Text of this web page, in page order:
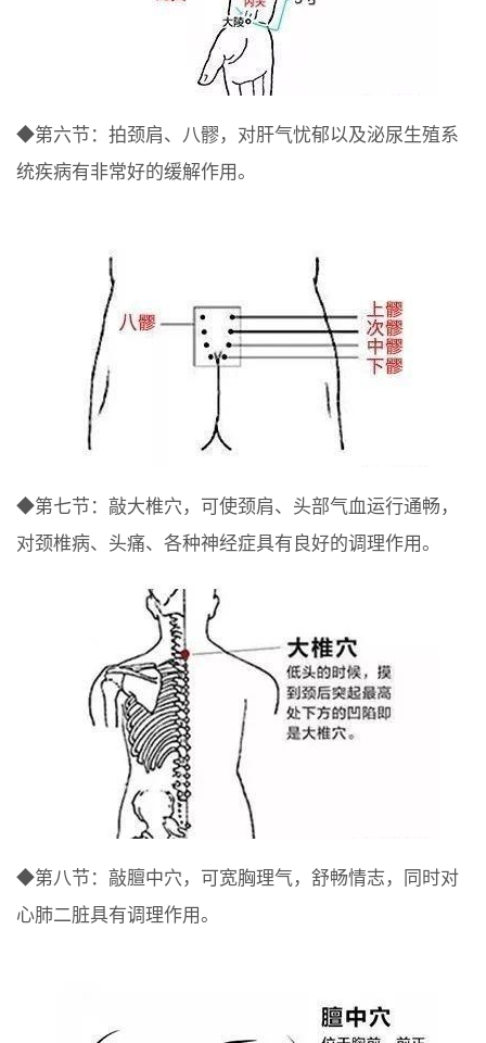
◆第六节：拍颈肩、八髎，对肝气忧郁以及泌尿生殖系
统疾病有非常好的缓解作用。
◆第七节：敲大椎穴，可使颈肩、头部气血运行通畅，
对颈椎病、头痛、各种神经症具有良好的调理作用。
◆第八节：敲膻中穴，可宽胸理气，舒畅情志，同时对
心肺二脏具有调理作用。